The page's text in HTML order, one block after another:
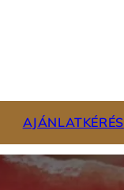
AJÁNLATKÉRÉS